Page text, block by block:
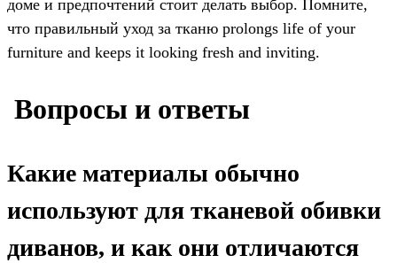
доме и предпочтений стоит делать выбор. Помните,
что правильный уход за тканю prolongs life of your
furniture and keeps it looking fresh and inviting.
️ Вопросы и ответы
Какие материалы обычно
используют для тканевой обивки
диванов, и как они отличаются